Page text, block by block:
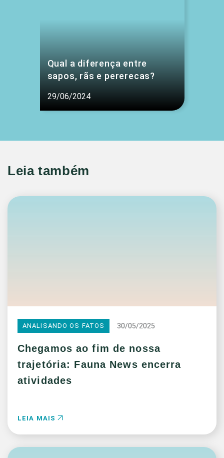
Qual a diferença entre
sapos, rãs e pererecas?
29/06/2024
Leia também
ANALISANDO OS FATOS 30/05/2025
Chegamos ao fim de nossa
trajetória: Fauna News encerra
atividades
LEIA MAIS